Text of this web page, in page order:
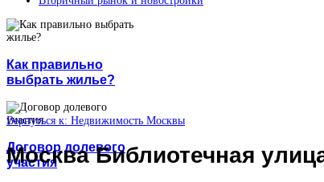
Как правильно
выбрать жилье?
Договор долевого
участия
Вернуться к: Недвижимость Москвы
Москва Библиотечная